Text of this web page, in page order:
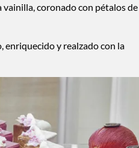
coronado con pétalos de
enriquecido y realzado con la